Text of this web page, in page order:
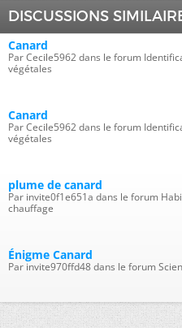
DISCUSSIONS
Canard
Par Cecile5962 dans le forum
végétales
Canard
Par Cecile5962 dans le forum
végétales
plume de canard
Par invite0f1e651a dans le forum
chauffage
Énigme Canard
Par invite970ffd48 dans le forum